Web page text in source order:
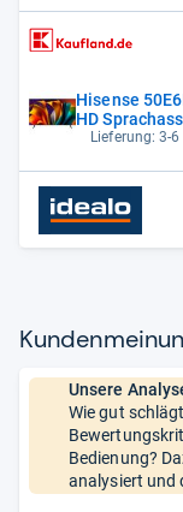
Hisense
HD
Lieferung: 3-
Unsere
Wie gut
Bedienung?
analysiert und